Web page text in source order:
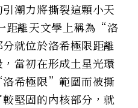
潮力將撕裂這顆小天
距離天文學上稱為“洛
就位於洛希極限距離
當初在形成土星光環
希極限”範圍而被撕
堅固的內核部分，就